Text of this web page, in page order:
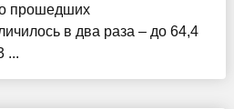
прошедших
в два раза – до 64,4
...